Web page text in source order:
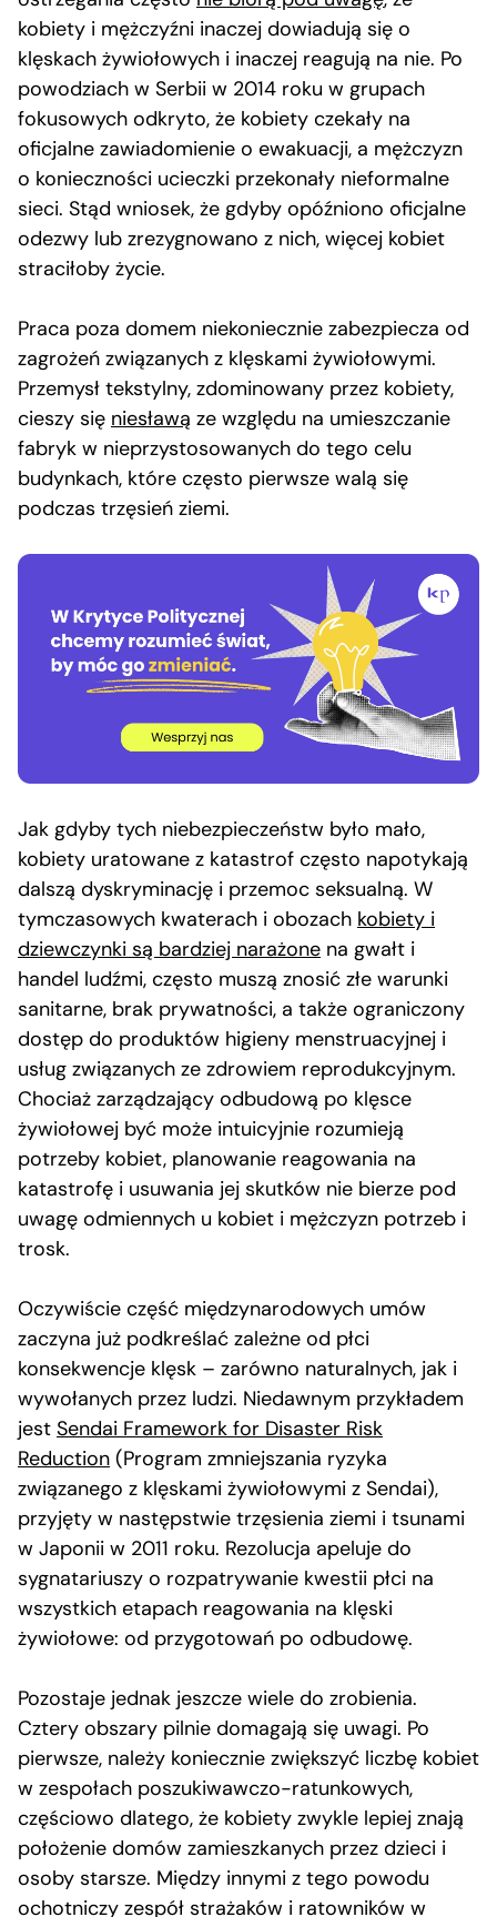
kobiety i mężczyźni inaczej dowiadują się o
klęskach żywiołowych i inaczej reagują na nie. Po
powodziach w Serbii w 2014 roku w grupach
fokusowych odkryto, że kobiety czekały na
oficjalne zawiadomienie o ewakuacji, a mężczyzn
o konieczności ucieczki przekonały nieformalne
sieci. Stąd wniosek, że gdyby opóźniono oficjalne
odezwy lub zrezygnowano z nich, więcej kobiet
straciłoby życie.
Praca poza domem niekoniecznie zabezpiecza od
zagrożeń związanych z klęskami żywiołowymi.
Przemysł tekstylny, zdominowany przez kobiety,
cieszy się niesławą ze względu na umieszczanie
fabryk w nieprzystosowanych do tego celu
budynkach, które często pierwsze walą się
podczas trzęsień ziemi.
Jak gdyby tych niebezpieczeństw było mało,
kobiety uratowane z katastrof często napotykają
dalszą dyskryminację i przemoc seksualną. W
tymczasowych kwaterach i obozach kobiety i
dziewczynki są bardziej narażone na gwałt i
handel ludźmi, często muszą znosić złe warunki
sanitarne, brak prywatności, a także ograniczony
dostęp do produktów higieny menstruacyjnej i
usług związanych ze zdrowiem reprodukcyjnym.
Chociaż zarządzający odbudową po klęsce
żywiołowej być może intuicyjnie rozumieją
potrzeby kobiet, planowanie reagowania na
katastrofę i usuwania jej skutków nie bierze pod
uwagę odmiennych u kobiet i mężczyzn potrzeb i
trosk.
Oczywiście część międzynarodowych umów
zaczyna już podkreślać zależne od płci
konsekwencje klęsk – zarówno naturalnych, jak i
wywołanych przez ludzi. Niedawnym przykładem
jest Sendai Framework for Disaster Risk
Reduction (Program zmniejszania ryzyka
związanego z klęskami żywiołowymi z Sendai),
przyjęty w następstwie trzęsienia ziemi i tsunami
w Japonii w 2011 roku. Rezolucja apeluje do
sygnatariuszy o rozpatrywanie kwestii płci na
wszystkich etapach reagowania na klęski
żywiołowe: od przygotowań po odbudowę.
Pozostaje jednak jeszcze wiele do zrobienia.
Cztery obszary pilnie domagają się uwagi. Po
pierwsze, należy koniecznie zwiększyć liczbę kobiet
w zespołach poszukiwawczo-ratunkowych,
częściowo dlatego, że kobiety zwykle lepiej znają
położenie domów zamieszkanych przez dzieci i
osoby starsze. Między innymi z tego powodu
ochotniczy zespół strażaków i ratowników w